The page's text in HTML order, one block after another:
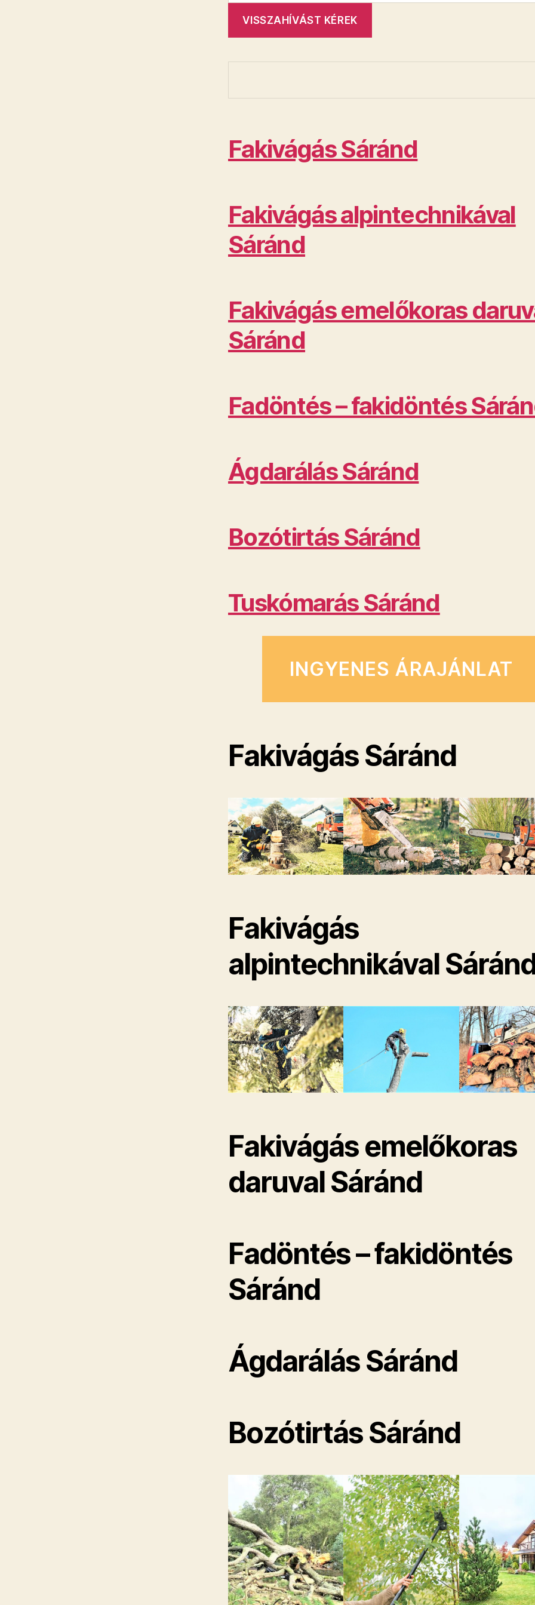
Fakivágás Sáránd
Fakivágás alpintechnikával
Sáránd
Fakivágás emelőkoras
Sáránd
Fadöntés – fakidöntés
Ágdarálás Sáránd
Bozótirtás Sáránd
Tuskómarás Sáránd
INGYENES ÁRAJÁNLAT
Fakivágás Sáránd
Fakivágás
alpintechnikával
Fakivágás emelőkoras
daruval Sáránd
Fadöntés – fakidöntés
Sáránd
Ágdarálás Sáránd
Bozótirtás Sáránd